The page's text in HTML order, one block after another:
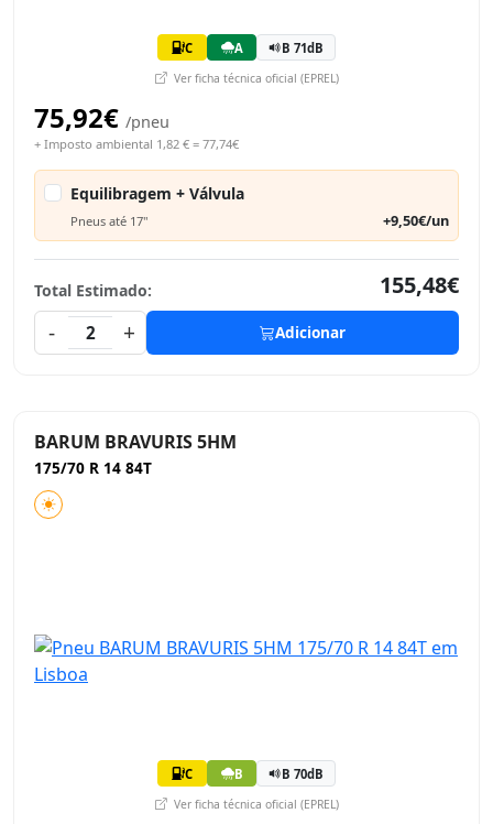
C A B 71dB
Ver ficha técnica oficial (EPREL)
75,92€ /pneu
+ Imposto ambiental 1,82 € = 77,74€
Equilibragem + Válvula
Pneus até 17" +9,50€/un
Total Estimado:
155,48€
-
2 + Adicionar
BARUM BRAVURIS 5HM
175/70 R 14 84T
C B B 70dB
Ver ficha técnica oficial (EPREL)